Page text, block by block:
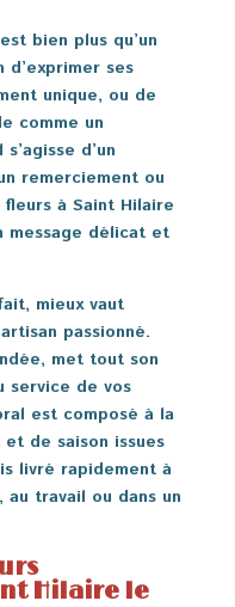
bien plus qu’un
d’exprimer ses
unique, ou de
comme un
d’un
remerciement ou
fleurs à Saint Hilaire
message délicat et
mieux vaut
passionné.
met tout son
service de vos
est composé à la
de saison issues
livré rapidement à
travail ou dans un
Hilaire le